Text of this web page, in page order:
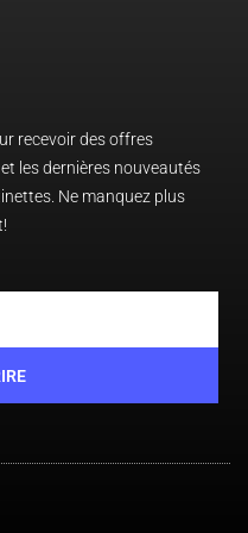
e-mail et mon site
recevoir des offres
les dernières nouveautés
Ne manquez plus